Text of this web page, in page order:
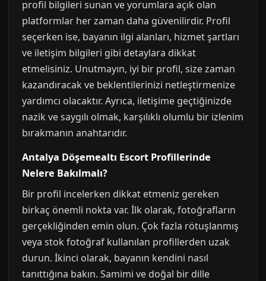
profil bilgileri sunan ve yorumlara açık olan
platformlar her zaman daha güvenilirdir. Profil
seçerken ise, bayanın ilgi alanları, hizmet şartları
ve iletişim bilgileri gibi detaylara dikkat
etmelisiniz. Unutmayın, iyi bir profil, size zaman
kazandıracak ve beklentilerinizi netleştirmenize
yardımcı olacaktır. Ayrıca, iletişime geçtiğinizde
nazik ve saygılı olmak, karşılıklı olumlu bir izlenim
bırakmanın anahtarıdır.
Antalya Döşemealtı Escort Profillerinde
Nelere Bakılmalı?
Bir profil incelerken dikkat etmeniz gereken
birkaç önemli nokta var. İlk olarak, fotoğrafların
gerçekliğinden emin olun. Çok fazla rötuşlanmış
veya stok fotoğraf kullanılan profillerden uzak
durun. İkinci olarak, bayanın kendini nasıl
tanıttığına bakın. Samimi ve doğal bir dille